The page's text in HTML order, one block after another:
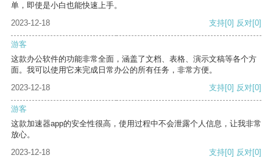
单，即使是小白也能快速上手。
2023-12-18
支持[0] 反对[0]
游客
这款办公软件的功能非常全面，涵盖了文档、表格、演示文稿等各个方
面。我可以使用它来完成日常办公的所有任务，非常方便。
2023-12-18
支持[0] 反对[0]
游客
这款加速器app的安全性很高，使用过程中不会泄露个人信息，让我非常
放心。
2023-12-18
支持[0] 反对[0]